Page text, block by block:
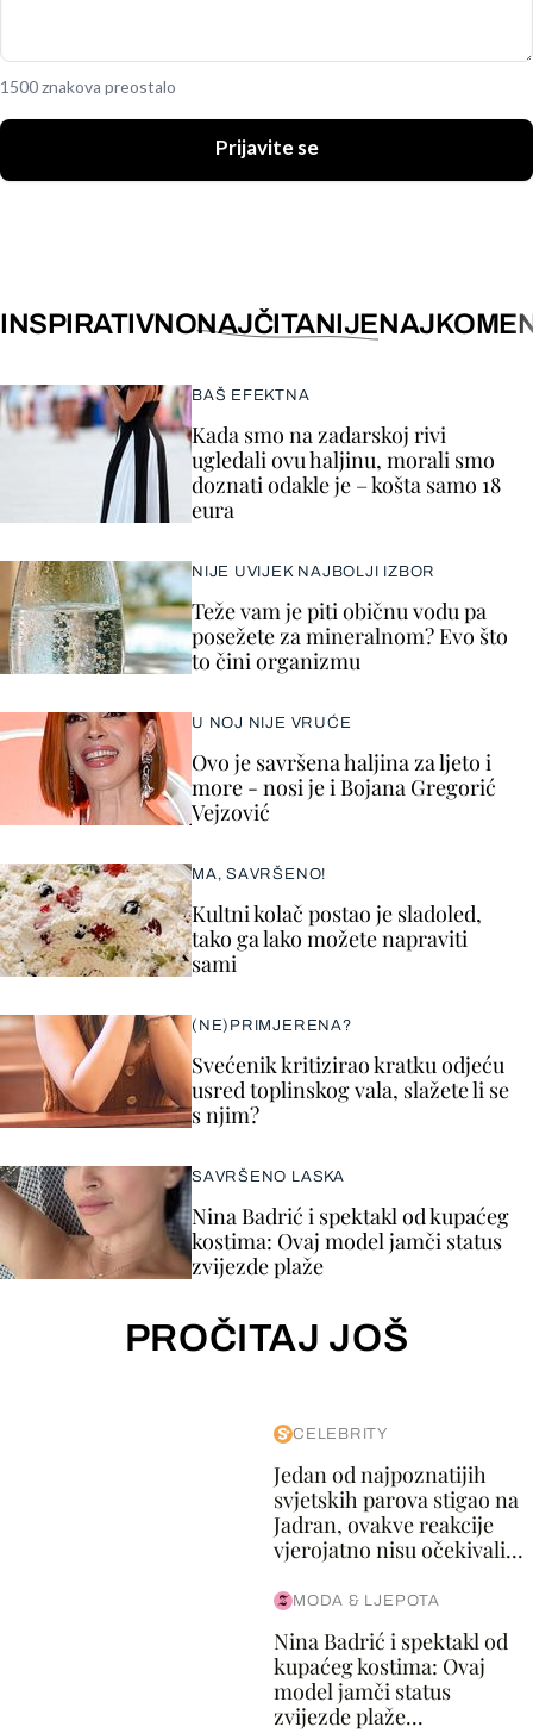
1500 znakova preostalo
Prijavite se
INSPIRATIVNONAJČITANIJE
BAŠ EFEKTNA
Kada smo na zadarskoj rivi
ugledali ovu haljinu, morali smo
doznati odakle je – košta samo 18
eura
NIJE UVIJEK NAJBOLJI IZBOR
Teže vam je piti običnu vodu pa
posežete za mineralnom? Evo što
to čini organizmu
U NOJ NIJE VRUĆE
Ovo je savršena haljina za ljeto i
more - nosi je i Bojana Gregorić
Vejzović
MA, SAVRŠENO!
Kultni kolač postao je sladoled,
tako ga lako možete napraviti
sami
(NE)PRIMJERENA?
Svećenik kritizirao kratku odjeću
usred toplinskog vala, slažete li se
s njim?
SAVRŠENO LASKA
Nina Badrić i spektakl od kupaćeg
kostima: Ovaj model jamči status
zvijezde plaže
PROČITAJ JOŠ
CELEBRITY
Jedan od najpoznatijih
svjetskih parova stigao na
Jadran, ovakve reakcije
vjerojatno nisu očekivali...
MODA & LJEPOTA
Nina Badrić i spektakl od
kupaćeg kostima: Ovaj
model jamči status
zvijezde plaže...